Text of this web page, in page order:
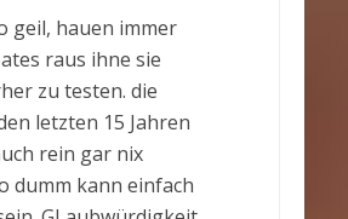
geil, hauen immer
raus ihne sie
zu testen. die
letzten 15 Jahren
rein gar nix
dumm kann einfach